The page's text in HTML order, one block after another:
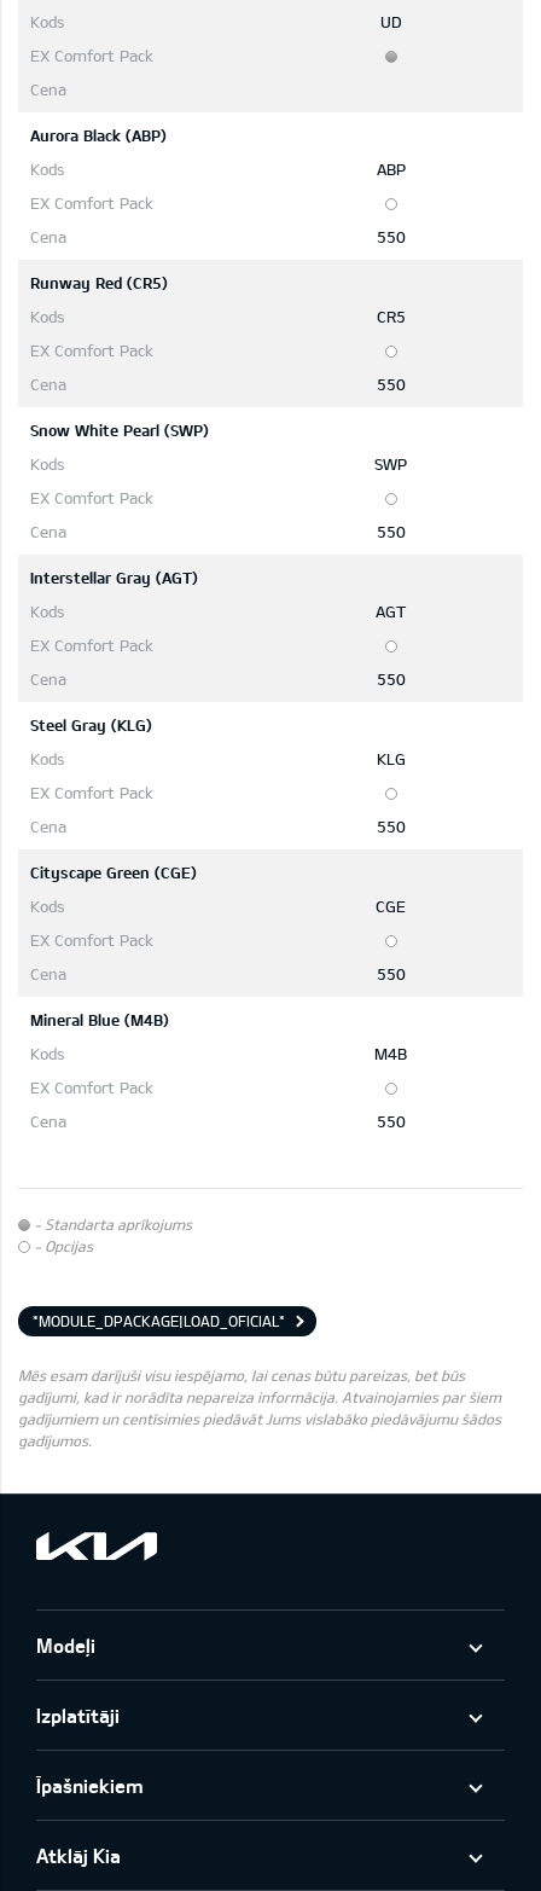
UD
Aurora Black (ABP)
ABP
550
Runway Red (CR5)
CR5
550
Snow White Pearl (SWP)
SWP
550
Interstellar Gray (AGT)
AGT
550
Steel Gray (KLG)
KLG
550
Cityscape Green (CGE)
CGE
550
Mineral Blue (M4B)
M4B
550
- Standarta aprīkojums
- Opcijas
*MODULE_DPACKAGE|LOAD_OFICIAL*
Mēs esam darījuši visu iespējamo, lai cenas būtu pareizas, bet būs
gadījumi, kad ir norādīta nepareiza informācija. Atvainojamies par šiem
gadījumiem un centīsimies piedāvāt Jums vislabāko piedāvājumu šādos
gadījumos.
Modeļi
Izplatītāji
Īpašniekiem
Atklāj Kia